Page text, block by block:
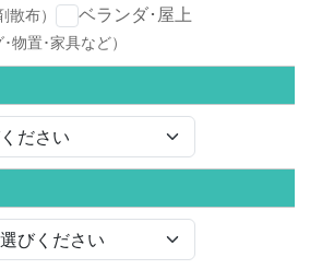
布）
ベランダ･屋上
物置･家具など）